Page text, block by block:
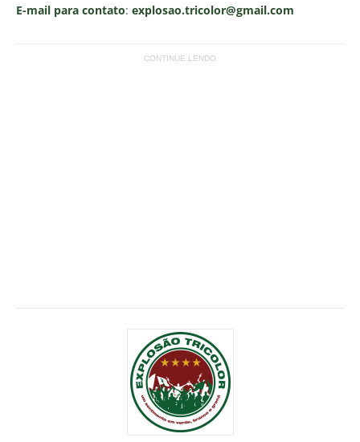
E-mail para contato: explosao.tricolor@gmail.com
CONTINUE LENDO